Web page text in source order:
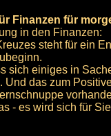
Finanzen für
in den Finanzen:
steht für ein
sich einiges in
Und das zum
- es wird sich für